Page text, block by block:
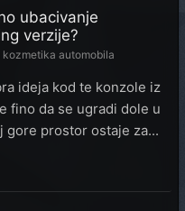
ubacivanje
verzije?
kozmetika automobila
ideja kod te konzole iz
fino da se ugradi dole u
gore prostor ostaje za...